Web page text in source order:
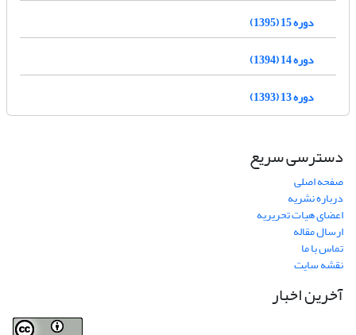
دوره 15 (1395)
دوره 14 (1394)
دوره 13 (1393)
دسترسی سریع
صفحه اصلی
درباره نشریه
اعضای هیات تحریریه
ارسال مقاله
تماس با ما
نقشه سایت
آخرین اخبار